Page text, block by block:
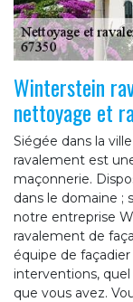
Winterstein
nettoyage et
Siégée dans la
ravalement est
maçonnerie.
dans le domaine ;
notre entreprise
ravalement de
équipe de
interventions,
que vous avez.